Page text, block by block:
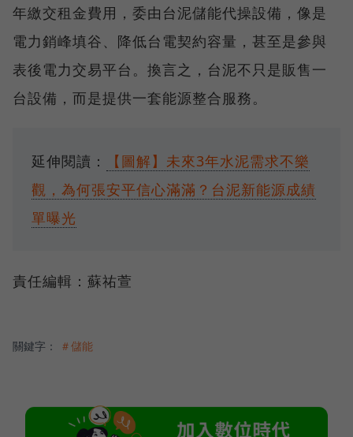
年繳交租金費用，委由台泥儲能代操設備，像是
電力銷峰填谷、降低台電契約容量，甚至是參與
表後電力交易平台。換言之，台泥不只是販售一
台設備，而是提供一套能源整合服務。
延伸閱讀：
【圖解】未來3年水泥需求不樂
觀，為何張安平信心滿滿？台泥新能源成績
單曝光
責任編輯：蘇祐萱
關鍵字： ＃儲能